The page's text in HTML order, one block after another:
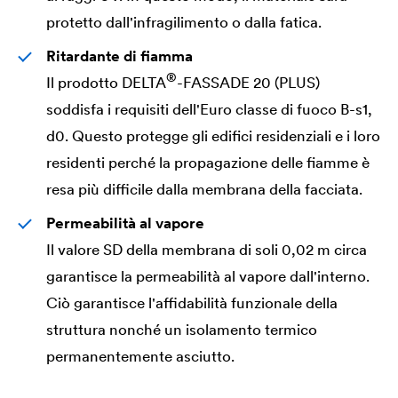
protetto dall'infragilimento o dalla fatica.
Ritardante di fiamma
Il prodotto DELTA®-FASSADE 20 (PLUS)
soddisfa i requisiti dell'Euro classe di fuoco B-s1,
d0. Questo protegge gli edifici residenziali e i loro
residenti perché la propagazione delle fiamme è
resa più difficile dalla membrana della facciata.
Permeabilità al vapore
Il valore SD della membrana di soli 0,02 m circa
garantisce la permeabilità al vapore dall'interno.
Ciò garantisce l'affidabilità funzionale della
struttura nonché un isolamento termico
permanentemente asciutto.